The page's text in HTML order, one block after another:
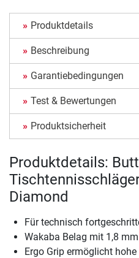
Produktdetails
Beschreibung
Garantiebedingungen
Test & Bewertungen
Produktsicherheit
Produktdetails:
Diamond
Für technisch
Wakaba Belag mit 1,8
Ergo Grip ermöglicht